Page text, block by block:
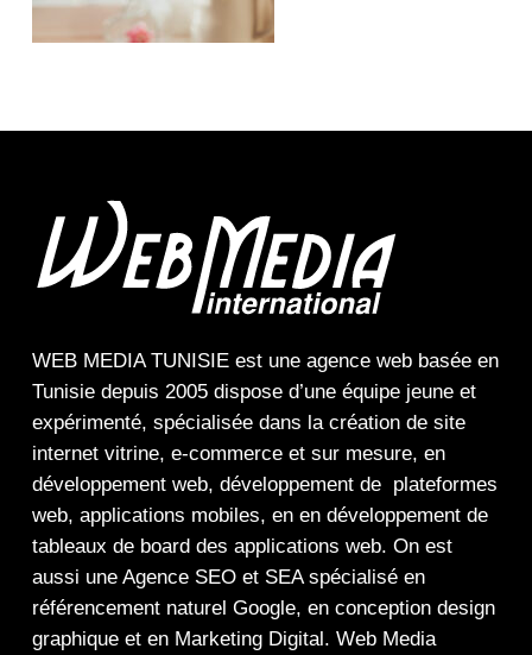
WEB MEDIA TUNISIEest une agence webbasée en
Tunisie depuis 2005 dispose d’une équipe jeune et
expérimenté, spécialisée dans la création de site
internet vitrine, e-commerceet sur mesure, en
développement web, développement de plateformes
web, applications mobiles, en en développement de
tableaux de board des applications web. On est
aussi une Agence SEOet SEAspécialisé en
référencement naturel Google, en conception design
graphiqueet en Marketing Digital . Web Media